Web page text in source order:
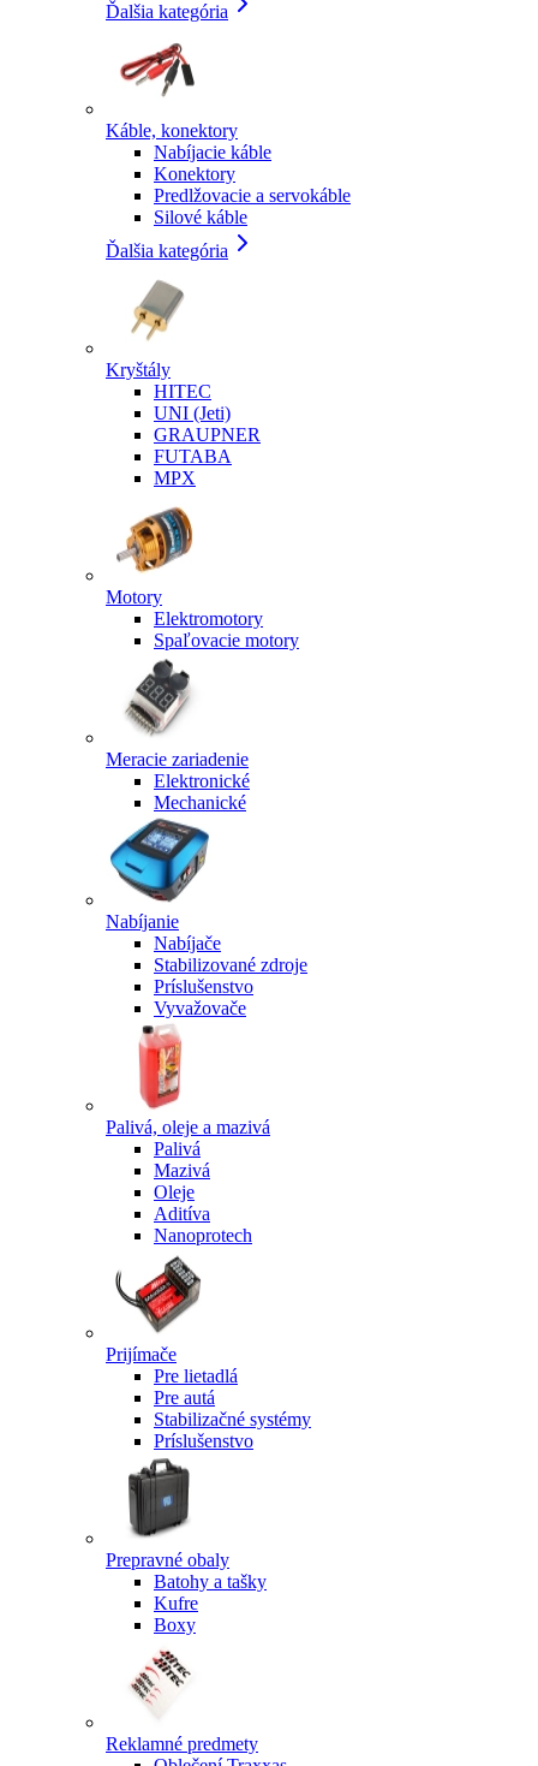
Ďalšia kategória
Káble, konektory
Nabíjacie káble
Konektory
Predlžovacie a servokáble
Silové káble
Ďalšia kategória
Kryštály
HITEC
UNI (Jeti)
GRAUPNER
FUTABA
MPX
Motory
Elektromotory
Spaľovacie motory
Meracie zariadenie
Elektronické
Mechanické
Nabíjanie
Nabíjače
Stabilizované zdroje
Príslušenstvo
Vyvažovače
Palivá, oleje a mazivá
Palivá
Mazivá
Oleje
Aditíva
Nanoprotech
Prijímače
Pre lietadlá
Pre autá
Stabilizačné systémy
Príslušenstvo
Prepravné obaly
Batohy a tašky
Kufre
Boxy
Reklamné predmety